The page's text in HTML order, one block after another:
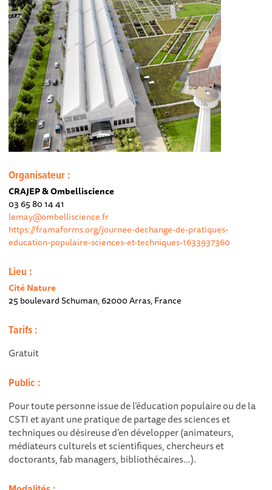
Organisateur :
CRAJEP & Ombelliscience
03 65 80 14 41
lemay@ombelliscience.fr
https://framaforms.org/journee-dechange-de-pratiques-
education-populaire-sciences-et-techniques-1633937360
Lieu :
Cité Nature
25 boulevard Schuman, 62000 Arras, France
Tarifs :
Gratuit
Public :
Pour toute personne issue de l’éducation populaire ou de la
CSTI et ayant une pratique de partage des sciences et
techniques ou désireuse d’en développer (animateurs,
médiateurs culturels et scientifiques, chercheurs et
doctorants, fab managers, bibliothécaires…).